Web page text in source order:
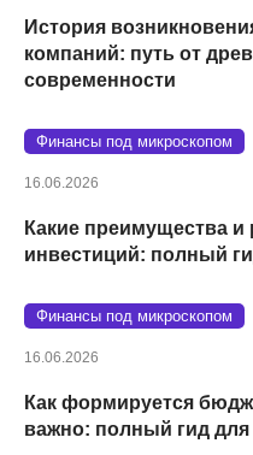
История
компаний: путь от
современности
Финансы под микроскопом
16.06.2026
Какие преимущества
инвестиций: полный
Финансы под микроскопом
16.06.2026
Как формируется
важно: полный гид